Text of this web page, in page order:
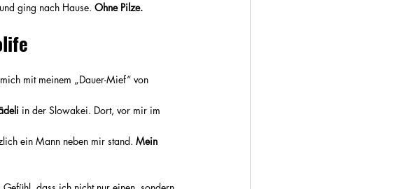
ging nach Hause. Ohne Pilze.
mit meinem „Dauer-Mief“ von
in der Slowakei. Dort, vor mir im
ein Mann neben mir stand. Mein